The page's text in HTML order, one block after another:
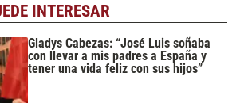
INTERESAR
Gladys Cabezas: “José Luis soñaba
con llevar a mis padres a España y
tener una vida feliz con sus hijos”